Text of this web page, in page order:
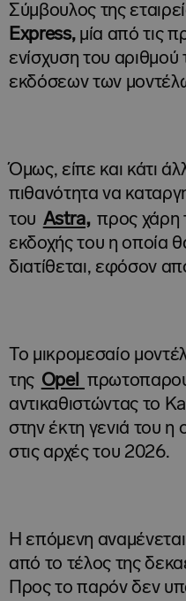
Σύμβουλος της
Express, μία από τις
ενίσχυση του
εκδόσεων των
Όμως, είπε και κάτι
πιθανότητα να
του Astra, προς χάρη
εκδοχής του η οποία
διατίθεται, εφόσον
Το μικρομεσαίο
της Opel
αντικαθιστώντας το
στην έκτη γενιά του
στις αρχές του 2026.
Η επόμενη
από το τέλος της
Προς το παρόν δεν